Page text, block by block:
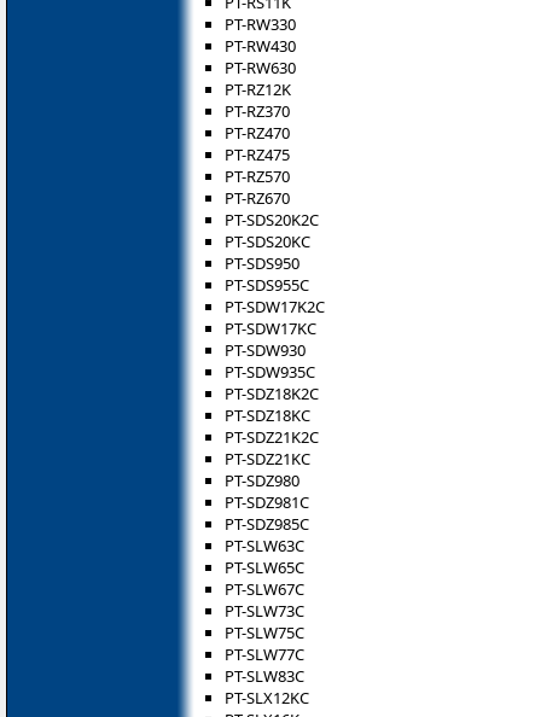
PT-RW330
PT-RW430
PT-RW630
PT-RZ12K
PT-RZ370
PT-RZ470
PT-RZ475
PT-RZ570
PT-RZ670
PT-SDS20K2C
PT-SDS20KC
PT-SDS950
PT-SDS955C
PT-SDW17K2C
PT-SDW17KC
PT-SDW930
PT-SDW935C
PT-SDZ18K2C
PT-SDZ18KC
PT-SDZ21K2C
PT-SDZ21KC
PT-SDZ980
PT-SDZ981C
PT-SDZ985C
PT-SLW63C
PT-SLW65C
PT-SLW67C
PT-SLW73C
PT-SLW75C
PT-SLW77C
PT-SLW83C
PT-SLX12KC